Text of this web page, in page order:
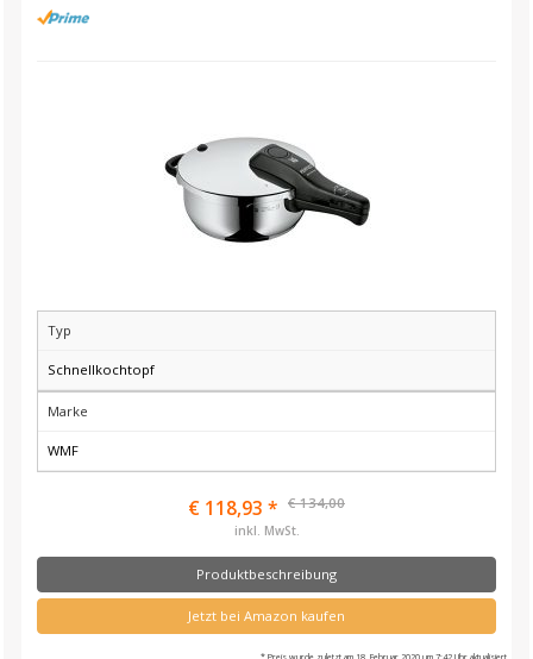
Typ
Schnellkochtopf
Marke
WMF
€ 118,93 * € 134,00
inkl. MwSt.
Produktbeschreibung
Jetzt bei Amazon kaufen